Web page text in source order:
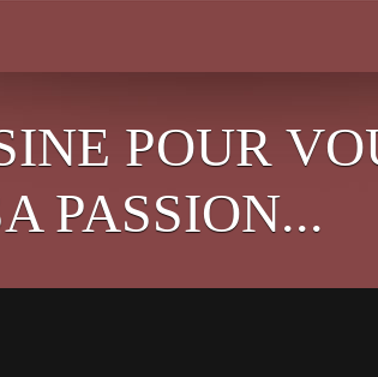
POUR
PASSION...